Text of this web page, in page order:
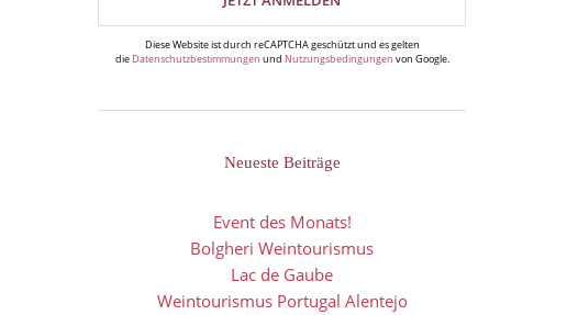
Diese Website ist durch reCAPTCHA geschützt und es gelten
die Datenschutzbestimmungen und Nutzungsbedingungen von Google.
Neueste Beiträge
Event des Monats!
Bolgheri Weintourismus
Lac de Gaube
Weintourismus Portugal Alentejo